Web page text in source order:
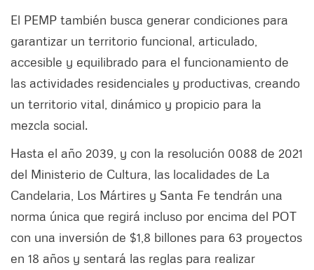
El PEMP también busca generar condiciones para
garantizar un territorio funcional, articulado,
accesible y equilibrado para el funcionamiento de
las actividades residenciales y productivas, creando
un territorio vital, dinámico y propicio para la
mezcla social.
Hasta el año 2039, y con la resolución 0088 de 2021
del Ministerio de Cultura, las localidades de La
Candelaria, Los Mártires y Santa Fe tendrán una
norma única que regirá incluso por encima del POT
con una inversión de $1,8 billones para 63 proyectos
en 18 años y sentará las reglas para realizar